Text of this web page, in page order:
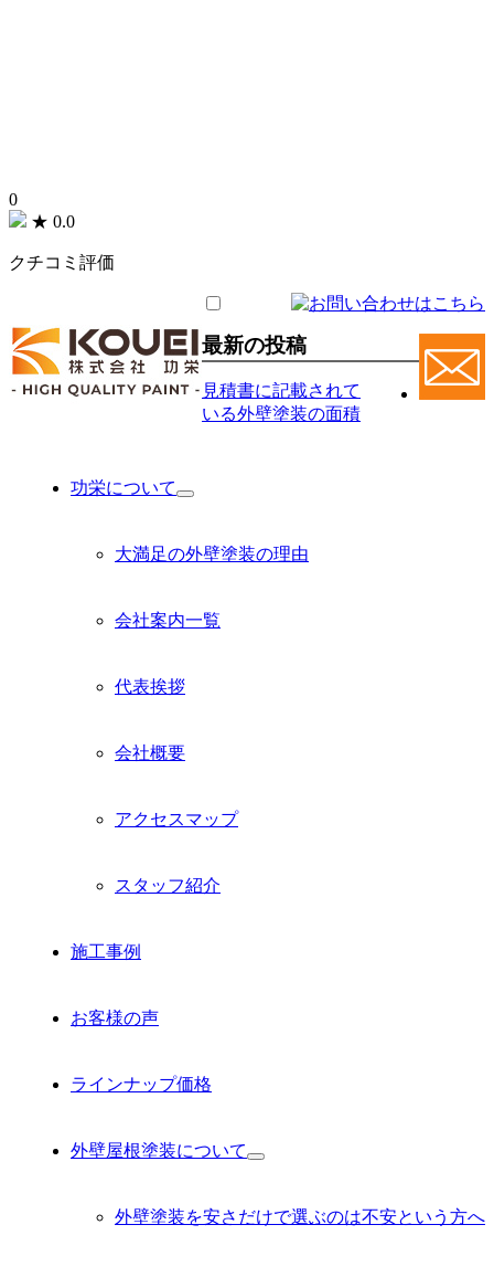
0
★ 0.0
クチコミ評価
功栄について
サ
ニ
を
大満足の外壁塗装の理由
会社案内一覧
代表挨拶
会社概要
アクセスマップ
スタッフ紹介
施工事例
お客様の声
ラインナップ価格
外壁屋根塗装について
サ
ニ
外壁塗装を安さだけで選ぶのは不安という方へ
最新の投稿
見積書に記載されて
いる外壁塗装の面積